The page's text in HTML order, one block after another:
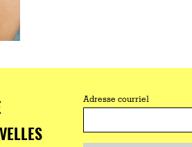
Adresse courriel